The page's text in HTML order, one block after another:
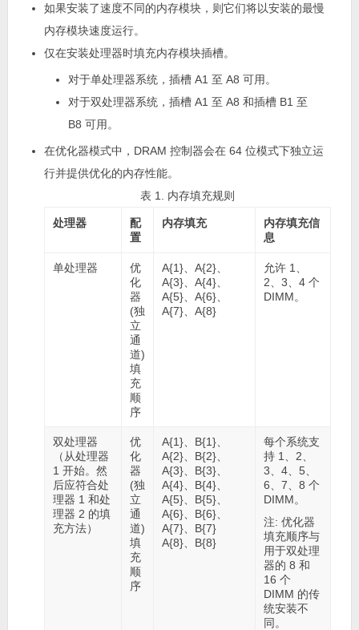
如果安装了速度不同的内存模块，则它们将以安装的最慢
内存模块速度运行。
仅在安装处理器时填充内存模块插槽。
对于单处理器系统，插槽 A1 至 A8 可用。
对于双处理器系统，插槽 A1 至 A8 和插槽 B1 至
B8 可用。
在优化器模式中，DRAM 控制器会在 64 位模式下独立运
行并提供优化的内存性能。
表 1. 内存填充规则
处理器
配
置
内存填充
内存填充信
息
单处理器
优
化
器
(独
立
通
道)
填
充
顺
序
A{1}、A{2}、
A{3}、A{4}、
A{5}、A{6}、
A{7}、A{8}
允许 1、
2、3、4 个
DIMM。
双处理器
（从处理器
1 开始。然
后应符合处
理器 1 和处
理器 2 的填
充方法）
优
化
器
(独
立
通
道)
填
充
顺
序
A{1}、B{1}、
A{2}、B{2}、
A{3}、B{3}、
A{4}、B{4}、
A{5}、B{5}、
A{6}、B{6}、
A{7}、B{7}
A{8}、B{8}
每个系统支
持 1、2、
3、4、5、
6、7、8 个
DIMM。
注: 优化器
填充顺序与
用于双处理
器的 8 和
16 个
DIMM 的传
统安装不
同。